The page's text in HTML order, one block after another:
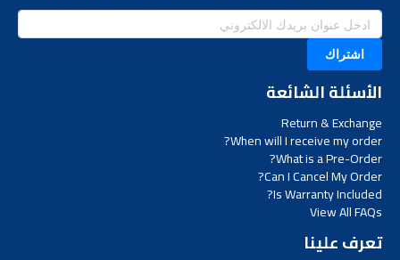
اشتراك
الأسئلة الشائعة
Return & Exchange
When will I receive my order?
What is a Pre-Order?
Can I Cancel My Order?
Is Warranty Included?
View All FAQs
تعرف علينا